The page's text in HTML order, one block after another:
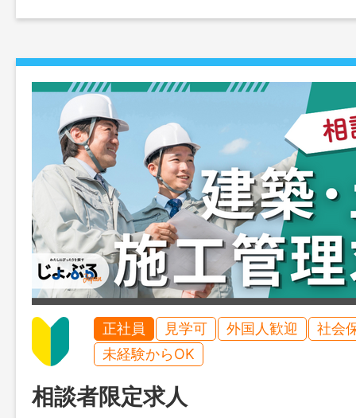
正社員 見学可 外国人歓迎
社会
未経験からOK
相談者限定求人